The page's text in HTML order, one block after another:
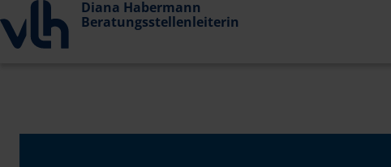
Diana Habermann
Beratungsstellenleiterin